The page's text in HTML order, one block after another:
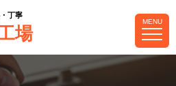
丁寧
場
MENU